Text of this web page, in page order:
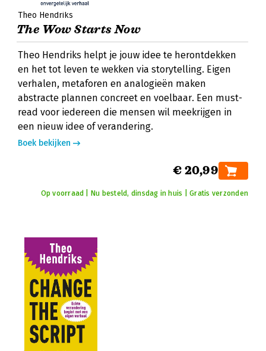
Theo Hendriks
The Wow Starts Now
Theo Hendriks helpt je jouw idee te herontdekken
en het tot leven te wekken via storytelling. Eigen
verhalen, metaforen en analogieën maken
abstracte plannen concreet en voelbaar. Een must-
read voor iedereen die mensen wil meekrijgen in
een nieuw idee of verandering.
Boek bekijken
€ 20,99
Op voorraad | Nu besteld, dinsdag in huis | Gratis verzonden